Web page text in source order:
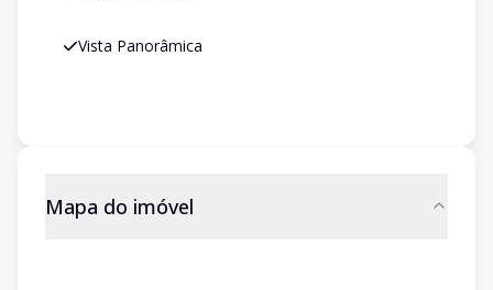
Vista Panorâmica
Mapa do imóvel